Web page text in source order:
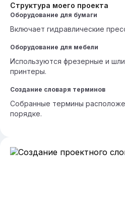
Структура моего проекта
Оборудование для бумаги
Включает гидравлические
Оборудование для мебели
Используются фрезерные и
принтеры.
Создание словаря терминов
Собранные термины
порядке.